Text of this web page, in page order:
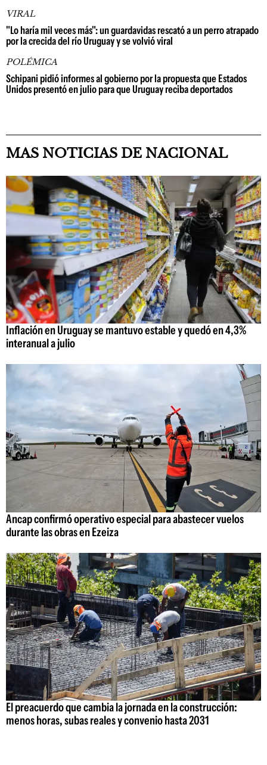
VIRAL
"Lo haría mil veces más": un guardavidas rescató a un perro atrapado
por la crecida del río Uruguay y se volvió viral
POLÉMICA
Schipani pidió informes al gobierno por la propuesta que Estados
Unidos presentó en julio para que Uruguay reciba deportados
MAS NOTICIAS DE NACIONAL
Inflación en Uruguay se mantuvo estable y quedó en 4,3%
interanual a julio
Ancap confirmó operativo especial para abastecer vuelos
durante las obras en Ezeiza
El preacuerdo que cambia la jornada en la construcción:
menos horas, subas reales y convenio hasta 2031